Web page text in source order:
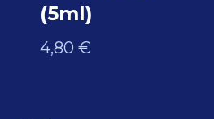
(5ml)
4,80 €